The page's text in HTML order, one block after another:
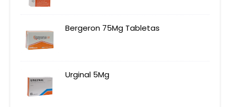
Bergeron 75Mg Tabletas
Urginal 5Mg